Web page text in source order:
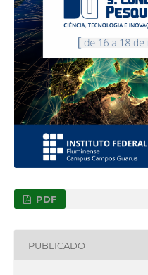
PDF
PUBLICADO